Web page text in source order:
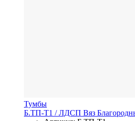
Тумбы
Б.ТП-Т1 / ЛДСП Вяз